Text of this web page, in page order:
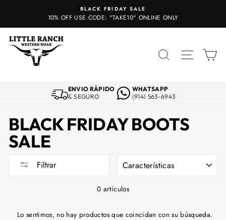
al
contenido
BLACK FRIDAY SALE
10% OFF USE CODE: "TAKE10" ONLINE ONLY
BUSCAR
ENVIO RÁPIDO
& SEGURO
WHATSAPP
(914) 563-6943
BLACK FRIDAY BOOTS
SALE
Filtrar
0 artículos
Lo sentimos, no hay productos que coincidan con su búsqueda.